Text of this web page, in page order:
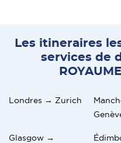
Les itineraires
services de
Londres → Zurich
Glasgow →